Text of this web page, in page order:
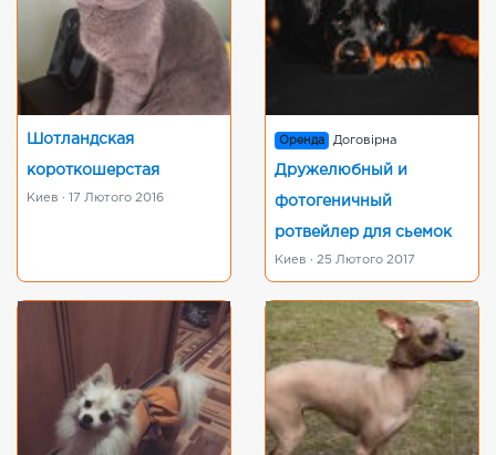
Шотландская
короткошерстая
Киев · 17 Лютого 2016
Оренда Договірна
Дружелюбный и
фотогеничный
ротвейлер для сьемок
Киев · 25 Лютого 2017